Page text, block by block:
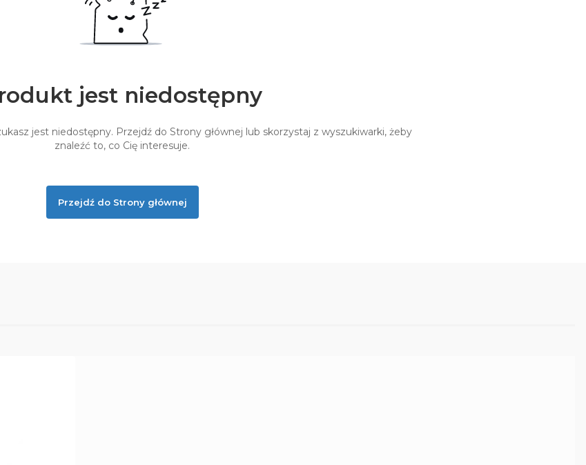
jest niedostępny
jest niedostępny. Przejdź do Strony głównej lub skorzystaj z wyszukiwarki, żeby
znaleźć to, co Cię interesuje.
Przejdź do Strony głównej